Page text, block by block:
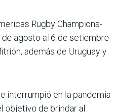
Rugby Champions­
agosto al 6 de setiembre
además de Uruguay y
interrumpió en la pan­demia
objetivo de brindar al